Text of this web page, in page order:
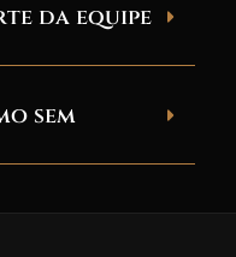
da equipe
sem